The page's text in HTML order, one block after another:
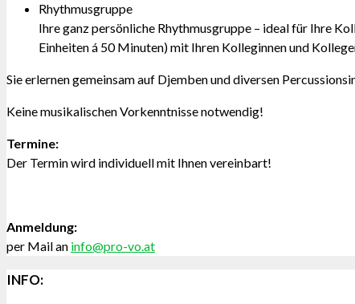
Rhythmusgruppe
Ihre ganz persönliche Rhythmusgruppe – ideal für Ihre
Einheiten á 50 Minuten) mit Ihren Kolleginnen und
Sie erlernen gemeinsam auf Djemben und diversen
Keine musikalischen Vorkenntnisse notwendig!
Termine:
Der Termin wird individuell mit Ihnen vereinbart!
Anmeldung:
per Mail an info@pro-vo.at
INFO: